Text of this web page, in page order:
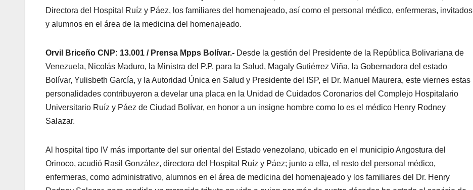
Directora del Hospital Ruíz y Páez, los familiares del homenajeado, así como el personal médico, enfermeras, invitados
y alumnos en el área de la medicina del homenajeado.
Orvil Briceño CNP: 13.001 / Prensa Mpps Bolívar.- Desde la gestión del Presidente de la República Bolivariana de
Venezuela, Nicolás Maduro, la Ministra del P.P. para la Salud, Magaly Gutiérrez Viña, la Gobernadora del estado
Bolívar, Yulisbeth García, y la Autoridad Única en Salud y Presidente del ISP, el Dr. Manuel Maurera, este viernes estas
personalidades contribuyeron a develar una placa en la Unidad de Cuidados Coronarios del Complejo Hospitalario
Universitario Ruíz y Páez de Ciudad Bolívar, en honor a un insigne hombre como lo es el médico Henry Rodney
Salazar.
Al hospital tipo IV más importante del sur oriental del Estado venezolano, ubicado en el municipio Angostura del
Orinoco, acudió Rasil González, directora del Hospital Ruíz y Páez; junto a ella, el resto del personal médico,
enfermeras, como administrativo, alumnos en el área de medicina del homenajeado y los familiares del Dr. Henry